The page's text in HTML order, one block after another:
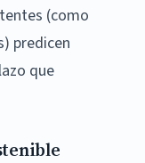
(como
predicen
que